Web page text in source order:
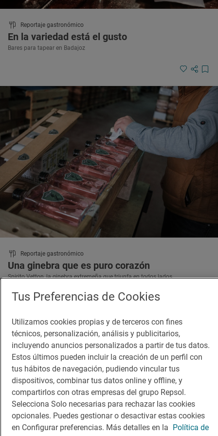
Reportaje gastronómico
En la variedad está el gusto
Bares para tapear en Badajoz
Reportaje gastronómico
Una ginebra que es puro corazón
Spirito Vetton, la ginebra extremeña que triunfa en todos lados
Tus Preferencias de Cookies
Utilizamos cookies propias y de terceros con fines
técnicos, personalización, análisis y publicitarios,
incluyendo anuncios personalizados a partir de tus datos.
Estos últimos pueden incluir la creación de un perfil con
tus hábitos de navegación, pudiendo vincular tus
dispositivos, combinar tus datos online y offline, y
compartirlos con otras empresas del grupo Repsol.
Selecciona Solo necesarias para rechazar las cookies
opcionales. Puedes gestionar o desactivar estas cookies
en Configurar preferencias. Más detalles en la Política de